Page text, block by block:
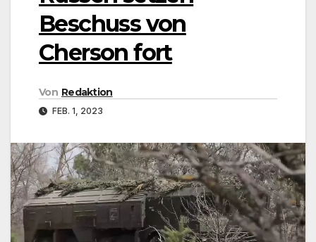
Beschuss von
Cherson fort
Von Redaktion
FEB. 1, 2023